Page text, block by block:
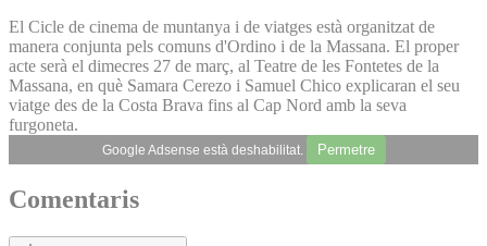
El Cicle de cinema de muntanya i de viatges està organitzat de
manera conjunta pels comuns d'Ordino i de la Massana. El proper
acte serà el dimecres 27 de març, al Teatre de les Fontetes de la
Massana, en què Samara Cerezo i Samuel Chico explicaran el seu
viatge des de la Costa Brava fins al Cap Nord amb la seva
furgoneta.
Google Adsense està deshabilitat. Permetre
Comentaris